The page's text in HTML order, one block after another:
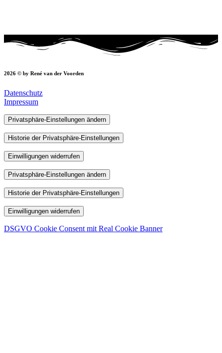
2026 © by René van der Voorden
Datenschutz
Impressum
Privatsphäre-Einstellungen ändern
Historie der Privatsphäre-Einstellungen
Einwilligungen widerrufen
Privatsphäre-Einstellungen ändern
Historie der Privatsphäre-Einstellungen
Einwilligungen widerrufen
DSGVO Cookie Consent mit Real Cookie Banner